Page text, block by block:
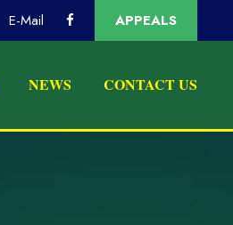
E-Mail APPEALS
NEWS CONTACT US